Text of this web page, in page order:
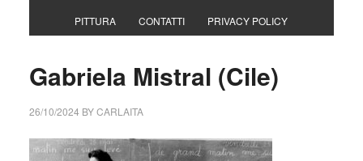
PITTURA CONTATTI PRIVACY POLICY
Gabriela Mistral (Cile)
26/10/2024 BYCARLAITA